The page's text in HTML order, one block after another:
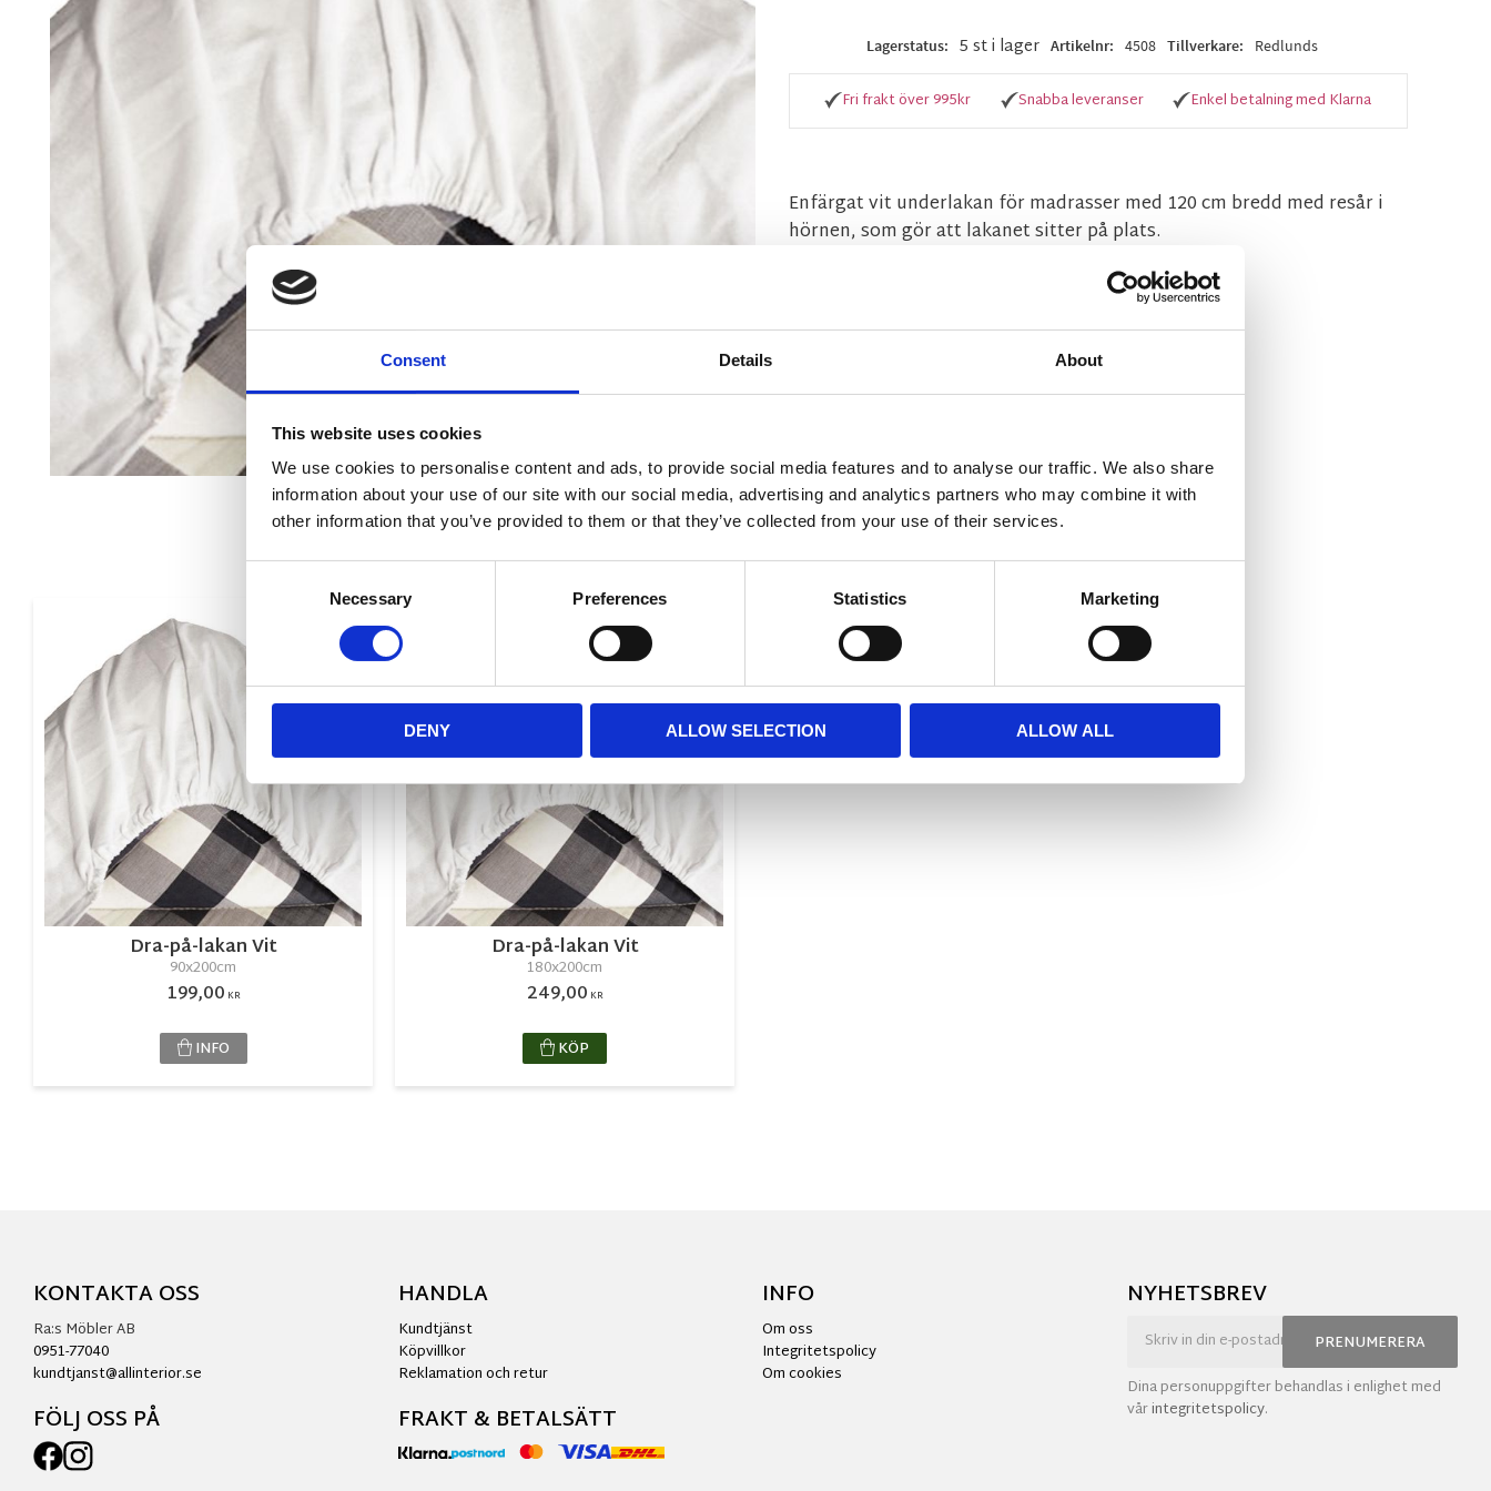
Consent Details About
This website uses cookies
We use cookies to personalise content and ads, to provide social media features and to analyse our traffic. We also share
information about your use of our site with our social media, advertising and analytics partners who may combine it with
other information that you’ve provided to them or that they’ve collected from your use of their services.
Necessary Preferences Statistics Marketing
DENY ALLOW SELECTION ALLOW ALL
Lagerstatus 5 st i lager Artikelnr 4508 Tillverkare Redlunds
Fri frakt över 995kr Snabba leveranser Enkel betalning med Klarna
Enfärgat vit underlakan för madrasser med 120 cm bredd med resår i
hörnen, som gör att lakanet sitter på plats.
Visa alla produkter från Redlunds
RELATERADE PRODUKTER
Dra-på-lakan Vit
90x200cm
199,00 KR
Lägg till i favoriter
INFO
Dra-på-lakan Vit
180x200cm
249,00 KR
Lägg till i favoriter
KÖP
KONTAKTA OSS
Ra:s Möbler AB
0951-77040
kundtjanst@allinterior.se
FÖLJ OSS PÅ
HANDLA
Kundtjänst
Köpvillkor
Reklamation och retur
FRAKT & BETALSÄTT
INFO
Om oss
Integritetspolicy
Om cookies
NYHETSBREV
PRENUMERERA
Dina personuppgifter behandlas i enlighet med
vårintegritetspolicy.